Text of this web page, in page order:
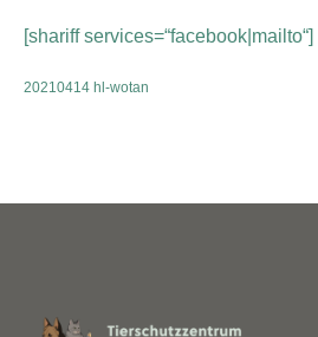
[shariff services=“facebook|mailto“]
20210414 hl-wotan